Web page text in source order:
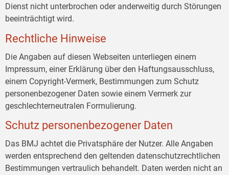
Dienst nicht unterbrochen oder anderweitig durch Störungen
beeinträchtigt wird.
Rechtliche Hinweise
Die Angaben auf diesen Webseiten unterliegen einem
Impressum, einer Erklärung über den Haftungsausschluss,
einem Copyright-Vermerk, Bestimmungen zum Schutz
personenbezogener Daten sowie einem Vermerk zur
geschlechterneutralen Formulierung.
Schutz personenbezogener Daten
Das BMJ achtet die Privatsphäre der Nutzer. Alle Angaben
werden entsprechend den geltenden datenschutzrechtlichen
Bestimmungen vertraulich behandelt. Daten werden nicht an